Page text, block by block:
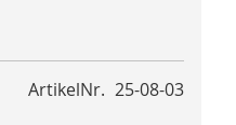
ArtikelNr. 25-08-03